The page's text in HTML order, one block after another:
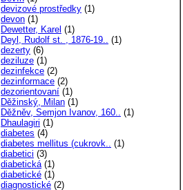
devizové prostředky (1)
devon (1)
Dewetter, Karel (1)
Deyl, Rudolf st. , 1876-19.. (1)
dezerty (6)
deziluze (1)
dezinfekce (2)
dezinformace (2)
dezorientovaní (1)
Děžinský, Milan (1)
Děžněv, Semjon Ivanov, 160.. (1)
Dhaulagiri (1)
diabetes (4)
diabetes mellitus (cukrovk.. (1)
diabetici (3)
diabetická(1)
diabetické (1)
diagnostické (2)